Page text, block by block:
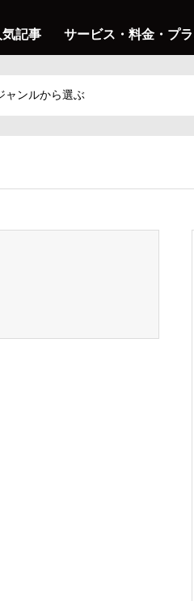
気記事 サービス・料金・プ
ャンルから選ぶ